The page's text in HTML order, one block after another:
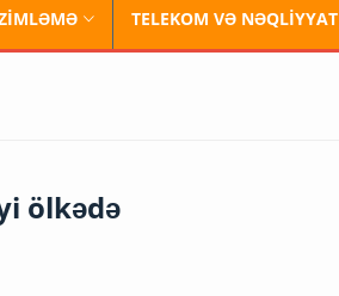
TELEKOM VƏ NƏQLİYYAT
ölkədə